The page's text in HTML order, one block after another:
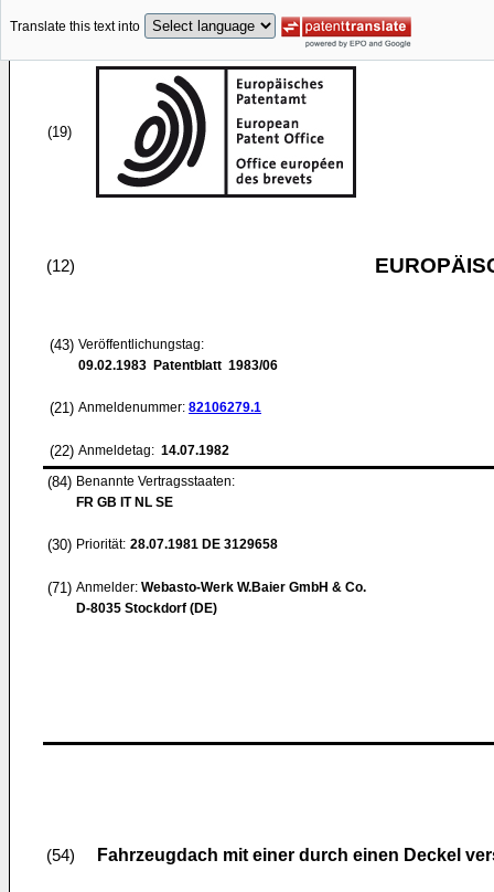
Translate this text into
(19)
(12)
(43) Veröffentlichungstag:
09.02.1983 Patentblatt 1983/06
(21) Anmeldenummer: 82106279.1
(22) Anmeldetag: 14.07.1982
(84) Benannte Vertragsstaaten:
FR GB IT NL SE
(30) Priorität: 28.07.1981 DE 3129658
(71) Anmelder: Webasto-Werk W.Baier GmbH & Co.
D-8035 Stockdorf (DE)
(54) Fahrzeugdach mit einer durch einen Deckel